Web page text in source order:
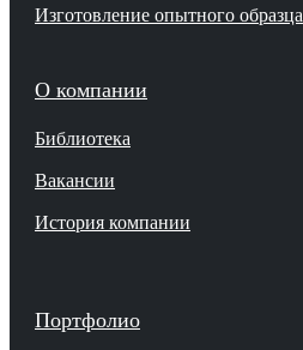
Изготовление опытного образца
О компании
Библиотека
Вакансии
История компании
Портфолио